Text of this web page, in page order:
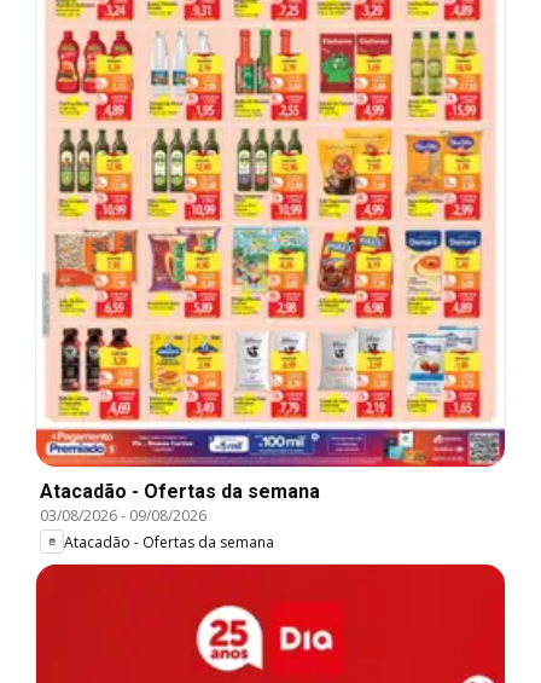
Atacadão - Ofertas da semana
03/08/2026- 09/08/2026
Atacadão - Ofertas da semana